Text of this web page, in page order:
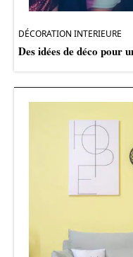
DÉCORATION INTERIEURE
Des idées de déco pour